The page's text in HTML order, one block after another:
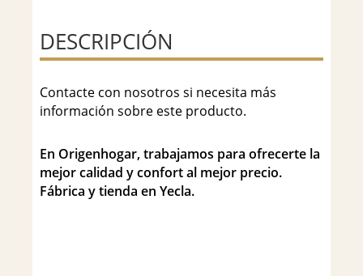
DESCRIPCIÓN
Contacte con nosotros si necesita más
información sobre este producto.
En Origenhogar, trabajamos para ofrecerte la
mejor calidad y confort al mejor precio.
Fábrica y tienda en Yecla.